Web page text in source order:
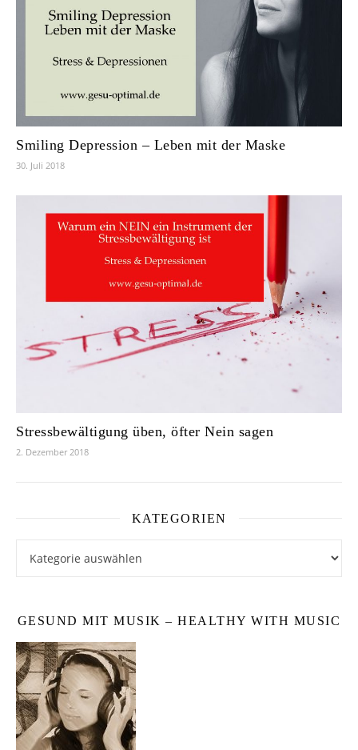
Smiling Depression – Leben mit der Maske
30. Juli 2018
Stressbewältigung üben, öfter Nein sagen
2. Dezember 2018
KATEGORIEN
GESUND MIT MUSIK – HEALTHY WITH MUSIC